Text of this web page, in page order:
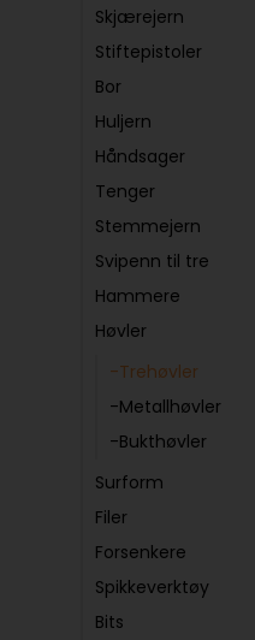
Skjærejern
Stiftepistoler
Bor
Huljern
Håndsager
Tenger
Stemmejern
Svipenn til tre
Hammere
Høvler
-Trehøvler
-Metallhøvler
-Bukthøvler
Surform
Filer
Forsenkere
Spikkeverktøy
Bits